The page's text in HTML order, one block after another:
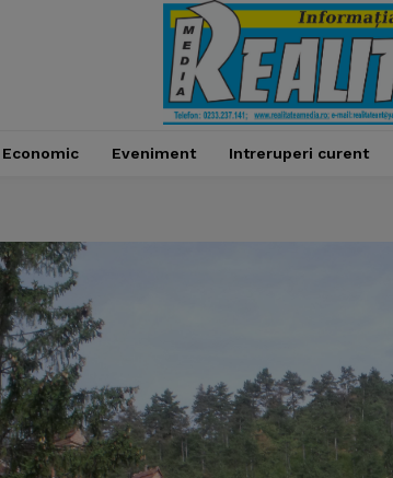
Economic Eveniment Intreruperi curent